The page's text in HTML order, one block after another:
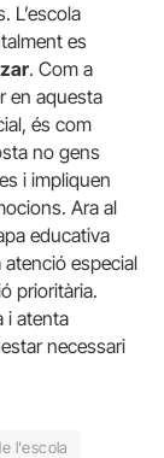
L’escola
es
. Com a
en aquesta
és com
no gens
i impliquen
Ara al
educativa
atenció especial
prioritària.
i atenta
necessari
l'escola